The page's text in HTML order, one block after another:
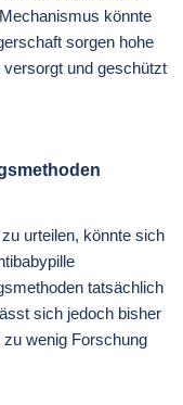
könnte
sorgen hohe
und geschützt
urteilen, könnte sich
tatsächlich
sich jedoch bisher
wenig Forschung